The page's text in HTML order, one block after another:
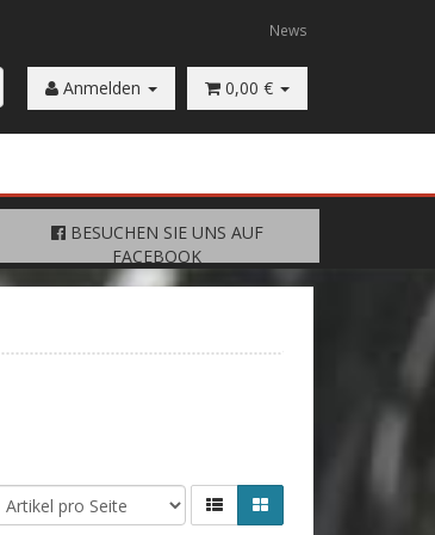
News
Anmelden 0,00 €
BESUCHEN SIE UNS AUF
FACEBOOK
BESUCHEN SIE UNS AUF
FACEBOOK